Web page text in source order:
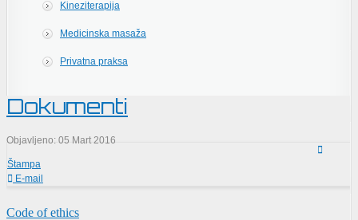
Kineziterapija
Medicinska masaža
Privatna praksa
Dokumenti
Objavljeno: 05 Mart 2016
Štampa
E-mail
Code of ethics